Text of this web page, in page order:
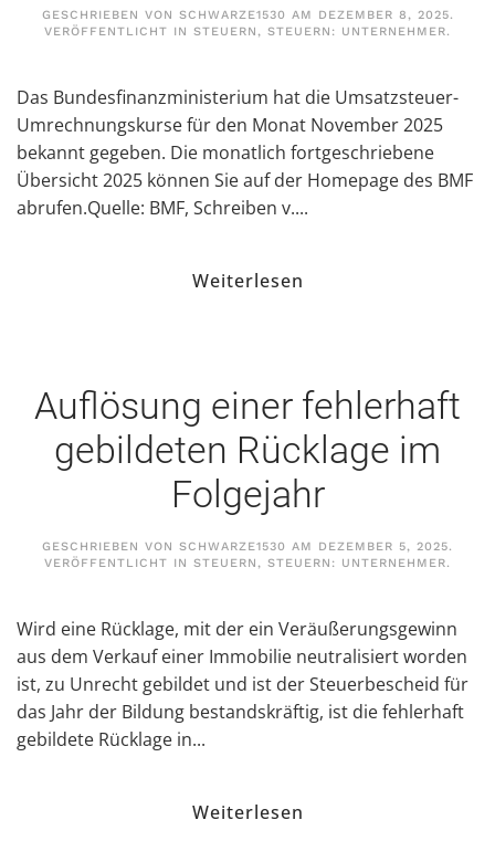
GESCHRIEBEN VON SCHWARZE1530 AM DEZEMBER 8, 2025.
VERÖFFENTLICHT IN STEUERN, STEUERN: UNTERNEHMER.
Das Bundesfinanzministerium hat die Umsatzsteuer-
Umrechnungskurse für den Monat November 2025
bekannt gegeben. Die monatlich fortgeschriebene
Übersicht 2025 können Sie auf der Homepage des BMF
abrufen.Quelle: BMF, Schreiben v....
Weiterlesen
Auflösung einer fehlerhaft
gebildeten Rücklage im
Folgejahr
GESCHRIEBEN VON SCHWARZE1530 AM DEZEMBER 5, 2025.
VERÖFFENTLICHT IN STEUERN, STEUERN: UNTERNEHMER.
Wird eine Rücklage, mit der ein Veräußerungsgewinn
aus dem Verkauf einer Immobilie neutralisiert worden
ist, zu Unrecht gebildet und ist der Steuerbescheid für
das Jahr der Bildung bestandskräftig, ist die fehlerhaft
gebildete Rücklage in...
Weiterlesen